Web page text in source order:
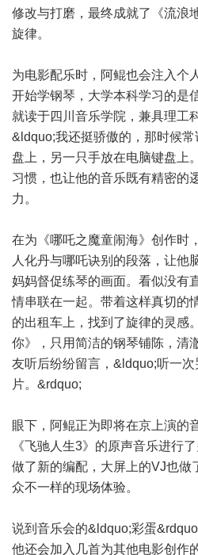
修改与打磨，最终成就了《流浪
旋律。
为电影配乐时，阿鲲也会注入个
开始学钢琴，大学本科学习的是
就读于四川音乐学院，兼具理工
&ldquo;我还挺骄傲的，那时候
盘上，另一只手放在电脑键盘上
习惯，也让他的音乐既有精密的
力。
在为《哪吒之魔童闹海》创作时
人化丹与哪吒诀别的段落，让他
妈妈督促练琴的画面。看似没有
情串联在一起。带着这样真切的
的出租车上，找到了旋律的灵感
你》，只用简洁的钢琴铺陈，清
友听后纷纷留言，&ldquo;听一
片。&rdquo;
眼下，阿鲲正为即将在京上演的
《飞驰人生3》的原声音乐进行
做了新的编配，大屏上的VJ也做
众不一样的现场体验。
说到音乐会的&ldquo;彩蛋
他还会加入几首为其他电影创作